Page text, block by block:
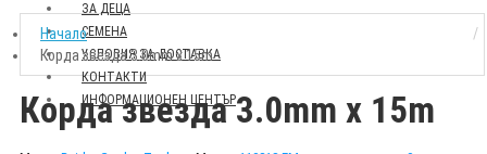
ЗА ДЕЦА
СЕМЕНА
УСЛОВИЯ ЗА ДОСТАВКА
КОНТАКТИ
ИНФОРМАЦИОНЕН ЦЕНТЪР
Начало
Корда звезда 3.0mm х 15m
Корда звезда 3.0mm х 15m